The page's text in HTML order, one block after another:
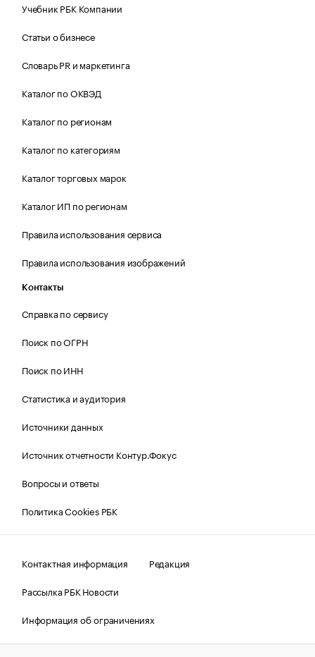
Учебник РБК Компании
Статьи о бизнесе
Словарь PR и маркетинга
Каталог по ОКВЭД
Каталог по регионам
Каталог по категориям
Каталог торговых марок
Каталог ИП по регионам
Правила использования сервиса
Правила использования изображений
Контакты
Справка по сервису
Поиск по ОГРН
Поиск по ИНН
Статистика и аудитория
Источники данных
Источник отчетности Контур.Фокус
Вопросы и ответы
Политика Cookies РБК
Контактная информация
Редакция
Рассылка РБК Новости
Информация об ограничениях
Правовая информация
О соблюдении авторских прав